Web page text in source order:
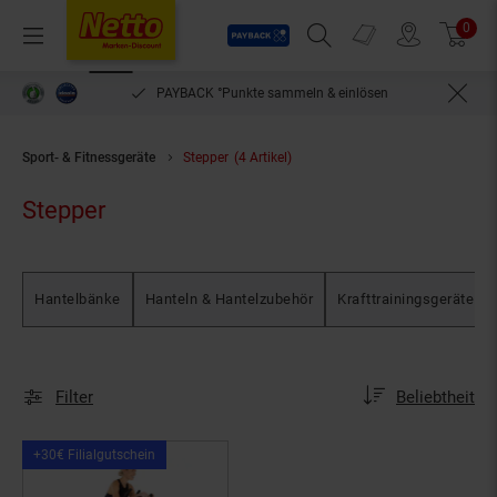
Menü
Payback
Suchfeld einblenden
Prospekte 0
PAYBACK °Punkte sammeln & einlösen bequem per
Sport- & Fitnessgeräte Stepper (4 Artikel)
Stepper
Hantelbänke Hanteln & Hantelzubehör Krafttrainingsgeräte
Filter Sortierung:
Beliebtheit
+30€ Filialgutschein
Artikel+30€